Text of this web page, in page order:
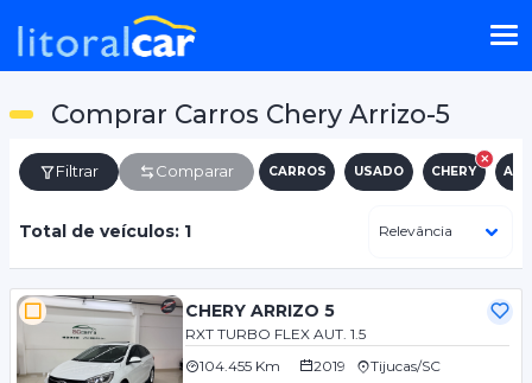
Comprar Carros Chery Arrizo-5
Filtrar Comparar CARROS USADO CHERY
Total de veículos: 1
CHERY ARRIZO 5
RXT TURBO FLEX AUT. 1.5
104.455 Km
2019 Tijucas/SC